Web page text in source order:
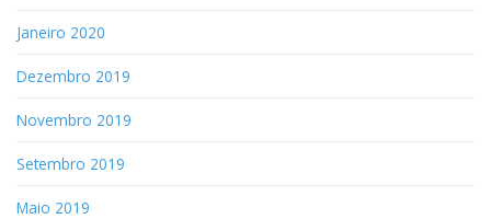
Janeiro 2020
Dezembro 2019
Novembro 2019
Setembro 2019
Maio 2019